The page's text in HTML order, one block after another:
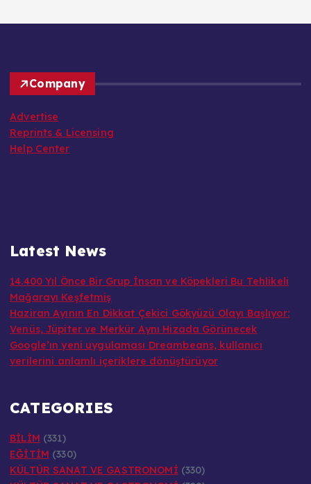
Company
Reprints & Licensing
Help Center
Mağarayı Keşfetmiş
Haziran Ayının En Dikkat Çekici Gökyüzü Olayı Başlıyor:
Venüs, Jüpiter ve Merkür Aynı Hizada Görünecek
Google’ın yeni uygulaması Dreambeans, kullanıcı
verilerini anlamlı içeriklere dönüştürüyor
EĞİTİM(330)
KÜLTÜR SANAT VE GASTRONOMİ
KÜLTÜR SANAT VE GASTRONOMİ(329)